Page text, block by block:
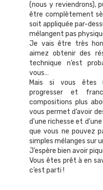
(nous y reviendrons),
être complètement
soit appliquée par-
mélangent pas
Je vais être très
aimez obtenir des
technique n’est
vous…
Mais si vous êtes
progresser et
compositions plus
vous permet d’avoir
d'une richesse et
que vous ne pouvez
simples mélanges sur
J’espère bien avoir
Vous êtes prêt à en
c’est parti !